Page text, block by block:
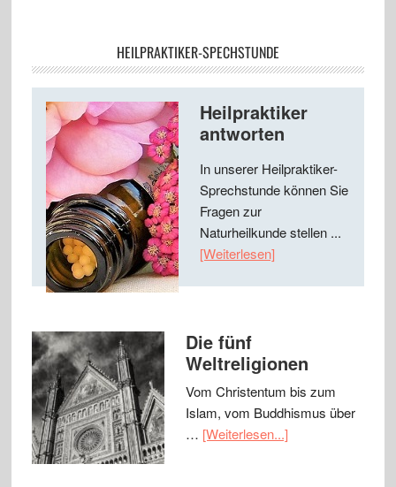
HEILPRAKTIKER-SPECHSTUNDE
Heilpraktiker
antworten
In unserer Heilpraktiker-
Sprechstunde können Sie
Fragen zur
Naturheilkunde stellen ...
[Weiterlesen]
Die fünf
Weltreligionen
Vom Christentum bis zum
Islam, vom Buddhismus über
… [Weiterlesen...]